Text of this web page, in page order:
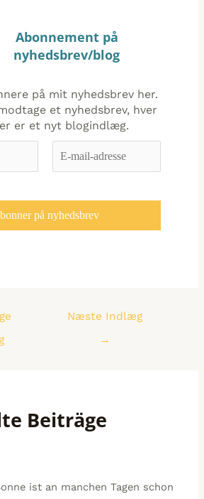
Abonnement på
nyhedsbrev/blog
på mit nyhedsbrev her.
et nyhedsbrev, hver
er et nyt blogindlæg.
Mail-
Adresse
Næste Indlæg
→
Beiträge
ist an manchen Tagen schon